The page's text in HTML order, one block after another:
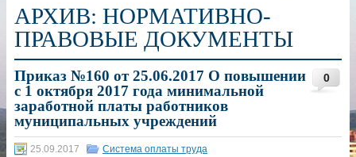
АРХИВ: НОРМАТИВНО-
ПРАВОВЫЕ ДОКУМЕНТЫ
0
Приказ №160 от 25.06.2017 О повышении
с 1 октября 2017 года минимальной
заработной платы работников
муниципальных учреждений
25.09.2017 Система оплаты труда